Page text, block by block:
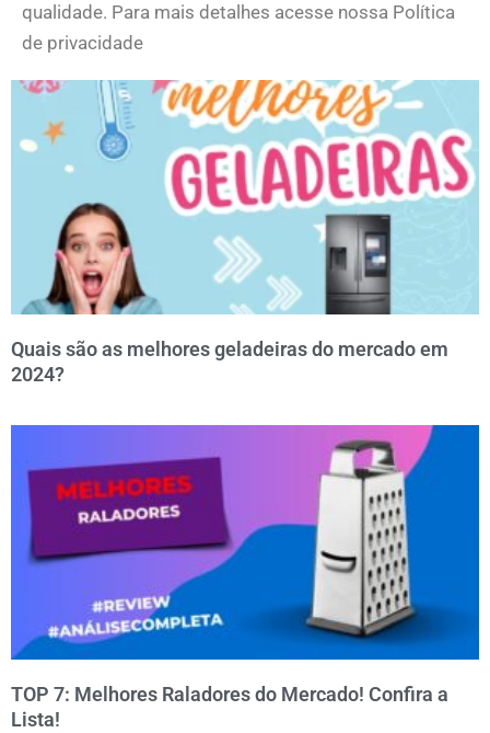
qualidade. Para mais detalhes acesse nossa Política
de privacidade
Quais são as melhores geladeiras do mercado em
2024?
TOP 7: Melhores Raladores do Mercado! Confira a
Lista!